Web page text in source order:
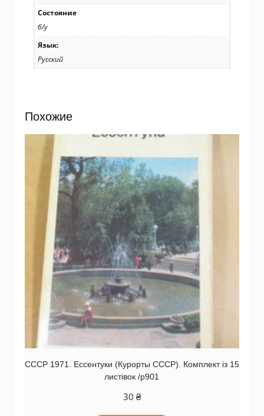
Состояние
б/у
Язык:
Русский
Похожие
СССР 1971. Ессентуки (Курорты СССР). Комплект із 15
листівок /р901
30 ₴